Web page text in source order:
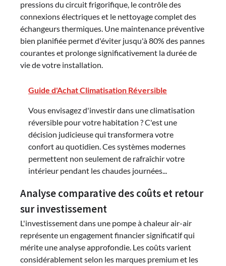
pressions du circuit frigorifique, le contrôle des
connexions électriques et le nettoyage complet des
échangeurs thermiques. Une maintenance préventive
bien planifiée permet d'éviter jusqu'à 80% des pannes
courantes et prolonge significativement la durée de
vie de votre installation.
Guide d'Achat Climatisation Réversible
Vous envisagez d'investir dans une climatisation
réversible pour votre habitation ? C'est une
décision judicieuse qui transformera votre
confort au quotidien. Ces systèmes modernes
permettent non seulement de rafraîchir votre
intérieur pendant les chaudes journées...
Analyse comparative des coûts et retour
sur investissement
L'investissement dans une pompe à chaleur air-air
représente un engagement financier significatif qui
mérite une analyse approfondie. Les coûts varient
considérablement selon les marques premium et les